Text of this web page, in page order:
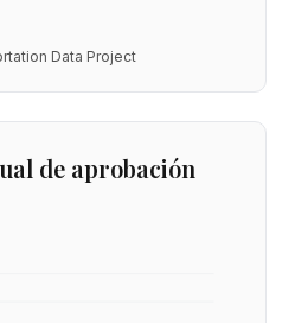
Data Project
de aprobación